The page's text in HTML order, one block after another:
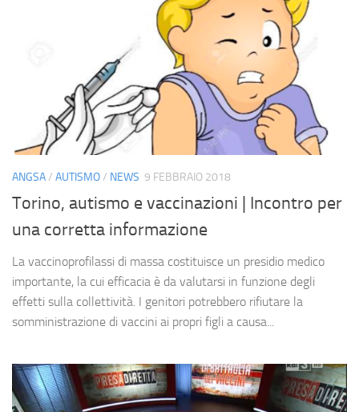
ANGSA/ AUTISMO/ NEWS 9 FEBBRAIO 2018
Torino, autismo e vaccinazioni | Incontro per
una corretta informazione
La vaccinoprofilassi di massa costituisce un presidio medico
importante, la cui efficacia è da valutarsi in funzione degli
effetti sulla collettività. I genitori potrebbero rifiutare la
somministrazione di vaccini ai propri figli a causa...